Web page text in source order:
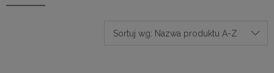
Sortuj wg: Nazwa produktu A-Z